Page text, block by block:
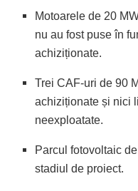
Motoarele de 20
nu au fost puse în
achiziționate.
Trei CAF-uri de 90
achiziționate și nici
neexploatate.
Parcul fotovoltaic
stadiul de proiect.